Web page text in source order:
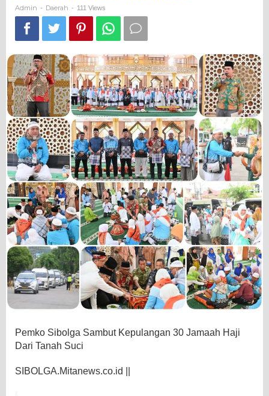
Dari
Tanah
Suci
Admin - Daerah - 111 Views
Pemko Sibolga Sambut Kepulangan 30 Jamaah Haji
Dari Tanah Suci
SIBOLGA.Mitanews.co.id ||